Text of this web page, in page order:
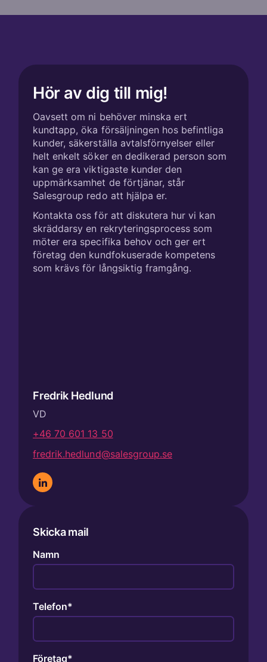
Hör av dig till mig!
Oavsett om ni behöver minska ert
kundtapp, öka försäljningen hos befintliga
kunder, säkerställa avtalsförnyelser eller
helt enkelt söker en dedikerad person som
kan ge era viktigaste kunder den
uppmärksamhet de förtjänar, står
Salesgroup redo att hjälpa er.
Kontakta oss för att diskutera hur vi kan
skräddarsy en rekryteringsprocess som
möter era specifika behov och ger ert
företag den kundfokuserade kompetens
som krävs för långsiktig framgång.
Fredrik Hedlund
VD
+46 70 601 13 50
fredrik.hedlund@salesgroup.se
Skicka mail
Namn
Telefon
Företag